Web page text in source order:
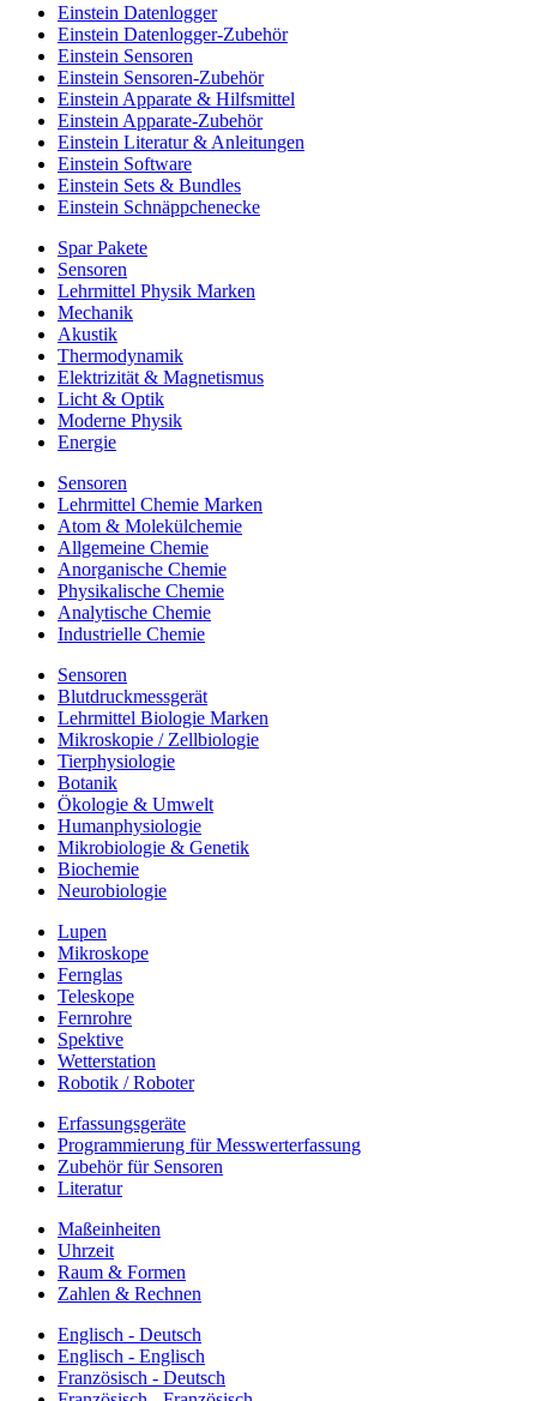
Einstein Datenlogger
Einstein Datenlogger-Zubehör
Einstein Sensoren
Einstein Sensoren-Zubehör
Einstein Apparate & Hilfsmittel
Einstein Apparate-Zubehör
Einstein Literatur & Anleitungen
Einstein Software
Einstein Sets & Bundles
Einstein Schnäppchenecke
Spar Pakete
Sensoren
Lehrmittel Physik Marken
Mechanik
Akustik
Thermodynamik
Elektrizität & Magnetismus
Licht & Optik
Moderne Physik
Energie
Sensoren
Lehrmittel Chemie Marken
Atom & Molekülchemie
Allgemeine Chemie
Anorganische Chemie
Physikalische Chemie
Analytische Chemie
Industrielle Chemie
Sensoren
Blutdruckmessgerät
Lehrmittel Biologie Marken
Mikroskopie / Zellbiologie
Tierphysiologie
Botanik
Ökologie & Umwelt
Humanphysiologie
Mikrobiologie & Genetik
Biochemie
Neurobiologie
Lupen
Mikroskope
Fernglas
Teleskope
Fernrohre
Spektive
Wetterstation
Robotik / Roboter
Erfassungsgeräte
Programmierung für Messwerterfassung
Zubehör für Sensoren
Literatur
Maßeinheiten
Uhrzeit
Raum & Formen
Zahlen & Rechnen
Englisch - Deutsch
Englisch - Englisch
Französisch - Deutsch